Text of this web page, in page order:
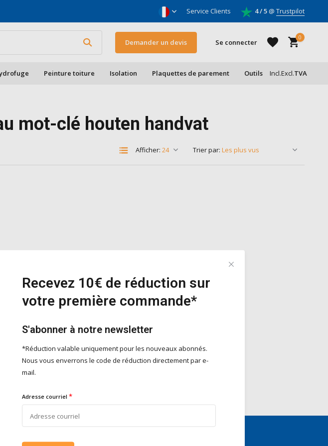
Pour bricoleurs & entrepreneurs Service Clients 4 / 5@ Trustpilot
Demander un devis Se connecter
0
Peinture toiture Isolation Plaquettes de parement Outils Incl.Excl.TVA
mot-clé houten handvat
Afficher: Trier par:
Recevez 10€ de réduction sur
votre première commande*
S'abonner à notre newsletter
*Réduction valable uniquement pour les nouveaux abonnés.
Nous vous enverrons le code de réduction directement par e-
mail.
Adresse courriel *